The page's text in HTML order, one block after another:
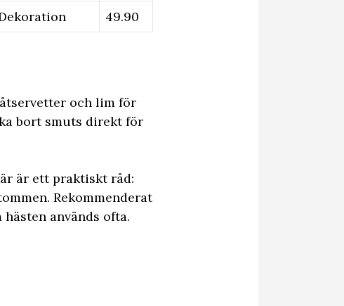
49.90
och lim för
bort smuts direkt för
är ett praktiskt råd:
Rekommenderat
används ofta.